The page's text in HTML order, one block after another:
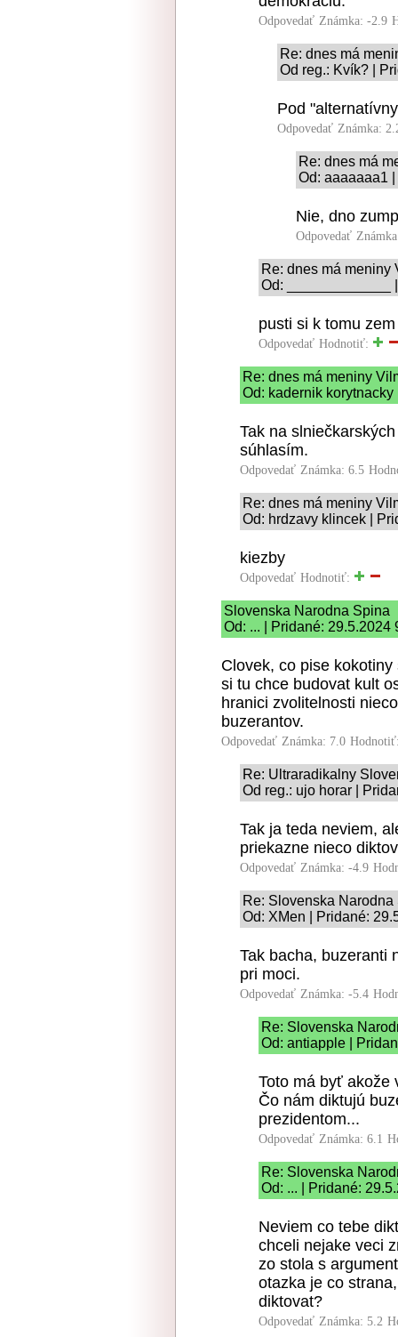
Odpovedať Známka: -2.9
Re: dnes má
Od reg.: Kvík? |
Pod
Odpovedať Známka:
Re: dnes má
Od: aaaaaaa1
Nie, dno
Odpovedať
Re: dnes má meniny
Od: _____________
pusti si k tomu
Odpovedať Hodnotiť:
Re: dnes má meniny
Od: kadernik
Tak na
súhlasím.
Odpovedať Známka: 6.5
Re: dnes má meniny
Od: hrdzavy klincek |
kiezby
Odpovedať Hodnotiť:
Slovenska Narodna Spina
Od: ... | Pridané: 29.5.2024
Clovek, co pise
si tu chce budovat kult
hranici zvolitelnosti
buzerantov.
Odpovedať Známka: 7.0
Re: Ultraradikalny
Od reg.: ujo horar |
Tak ja teda neviem,
priekazne nieco
Odpovedať Známka: -4.9
Re: Slovenska Narodna
Od: XMen | Pridané:
Tak bacha, buzeranti
pri moci.
Odpovedať Známka: -5.4
Re: Slovenska
Od: antiapple |
Toto má byť akože
Čo nám diktujú
prezidentom...
Odpovedať Známka: 6.1
Re: Slovenska
Od: ... | Pridané:
Neviem co tebe
chceli nejake veci
zo stola s
otazka je co
diktovat?
Odpovedať Známka: 5.2